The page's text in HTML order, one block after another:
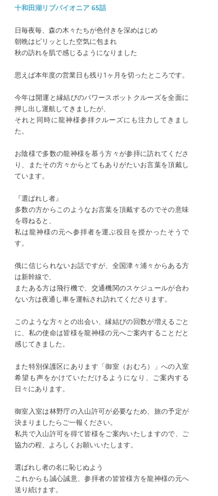
十和田湖リブパイオニア 65話
日毎夜毎、森の木々たちが色付きを深めはじめ
朝晩はピリッとした空気に包まれ
秋の訪れを肌で感じるようになりました
思えば本年度の営業日も残り1ヶ月を切ったところです。
今年は開運と縁結びのパワースポットクルーズを全面に
押し出し運航してきましたが、
それと同時に龍神様参拝クルーズにも注力してきまし
た。
お陰様で多数の龍神様を慕う方々が参拝に訪れてくださ
り、またその方々からとてもありがたいお言葉を頂戴し
ています。
『選ばれし者』
多数の方からこのようなお言葉を頂戴するのでその意味
を尋ねると、
私は龍神様の元へ参拝者を運ぶ役目を授かったそうで
す。
俄に信じられないお話ですが、全国津々浦々からある方
は新幹線で、
またある方は飛行機で、交通機関のスケジュールが合わ
ない方は夜通し車を運転され訪れてくださります。
このような方々との出会い、縁結びの回数が増えるごと
に、私の使命は皆様を龍神様の元へご案内することだと
感じてきました。
また特別保護区にあります「御室（おむろ）」への入室
希望も声をかけていただけるようになり、ご案内する
日々にあります。
御室入室は林野庁の入山許可が必要なため、旅の予定が
決まりましたらご一報ください。
私共で入山許可を得て皆様をご案内いたしますので、ご
協力の程、よろしくお願いいたします。
選ばれし者の名に恥じぬよう
これからも誠心誠意、参拝者の皆皆様方を龍神様の元へ
送り続けます。